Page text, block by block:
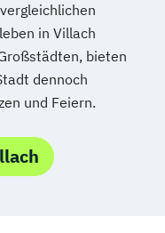
in Villach
bieten
dennoch
und Feiern.